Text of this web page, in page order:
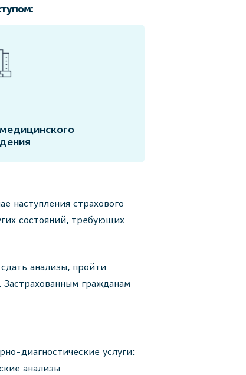
наступления страхового
состояний, требующих
анализы, пройти
гражданам
диагностические услуги:
анализы